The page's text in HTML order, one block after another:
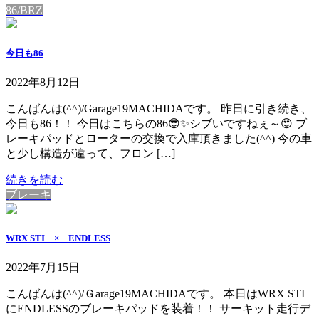
86/BRZ
今日も86
2022年8月12日
こんばんは(^^)/Garage19MACHIDAです。 昨日に引き続き、
今日も86！！ 今日はこちらの86😎✨シブいですねぇ～😍 ブ
レーキパッドとローターの交換で入庫頂きました(^^) 今の車
と少し構造が違って、フロン […]
続きを読む
ブレーキ
WRX STI × ENDLESS
2022年7月15日
こんばんは(^^)/Ｇarage19MACHIDAです。 本日はWRX STI
にENDLESSのブレーキパッドを装着！！ サーキット走行デ